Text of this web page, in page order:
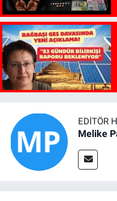
EDITÖR
Melike